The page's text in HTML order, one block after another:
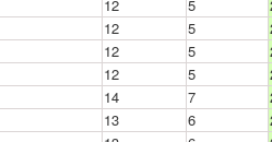
12 5
12 5
12 5
12 5
14 7
13 6